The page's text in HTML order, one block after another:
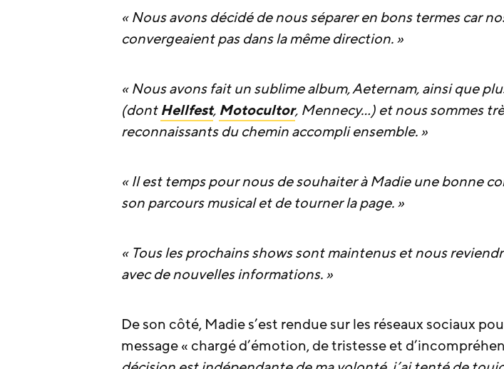
« Nous avons décidé de nous séparer en bons termes car
convergeaient pas dans la même direction. »
« Nous avons fait un sublime album, Aeternam, ainsi que
(dontHellfest, Motocultor, Mennecy…) et nous sommes
reconnaissants du chemin accompli ensemble. »
« Il est temps pour nous de souhaiter à Madie une bonne
son parcours musical et de tourner la page. »
« Tous les prochains shows sont maintenus et nous
avec de nouvelles informations. »
De son côté, Madie s’est rendue sur les réseaux sociaux
message « chargé d’émotion, de tristesse et